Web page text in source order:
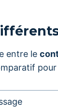
entre le